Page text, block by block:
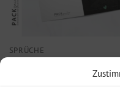
SPRÜCHE